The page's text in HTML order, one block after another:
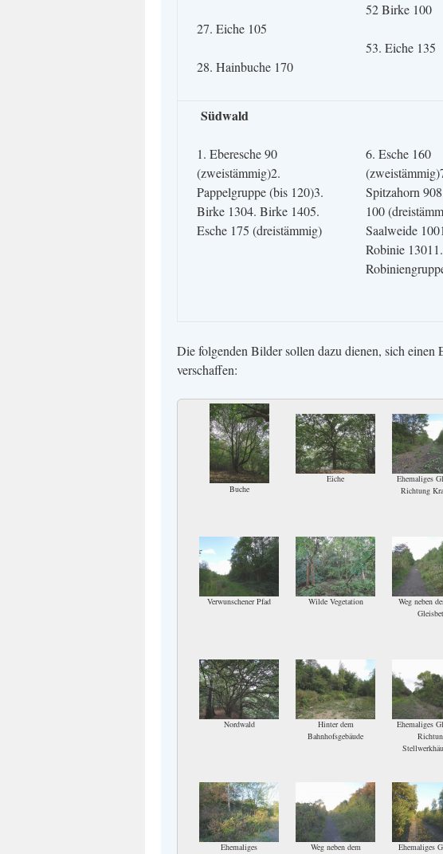
27. Eiche 105
28. Hainbuche 170
52 Birke 100
53. Eiche 135
Südwald
1. Eberesche 90
(zweistämmig)2.
Pappelgruppe (bis 120)3.
Birke 1304. Birke 1405.
Esche 175 (dreistämmig)
6. Esche 160
Spitzahorn
100
Saalweide
Robinie 13011.
Die folgenden Bilder sollen dazu dienen, sich einen
verschaffen:
Buche
Eiche
Ehemaliges
Richtung
Verwunschener Pfad Wilde Vegetation
Weg neben
Nordwald
Hinter dem
Bahnhofsgebäude
Ehemaliges
Ehemaliges
Weg neben dem
Ehemaliges